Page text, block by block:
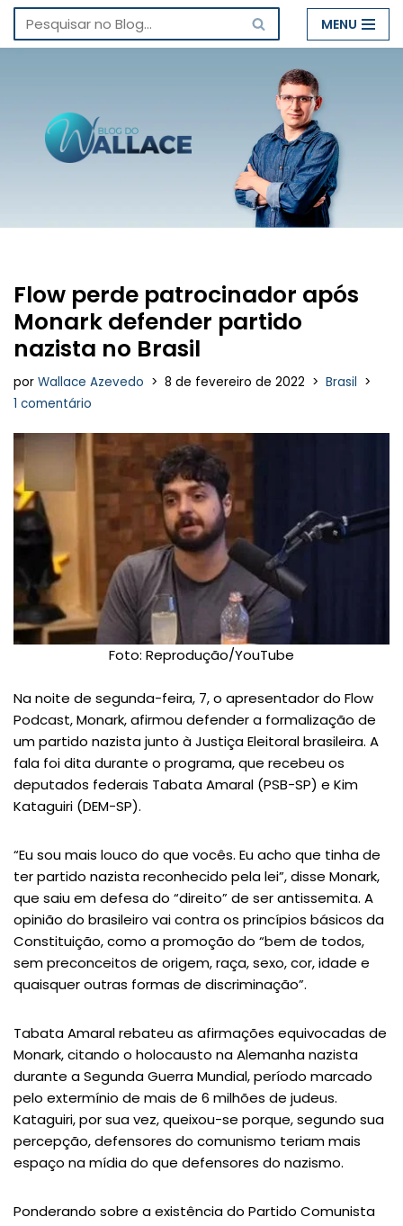
Pular
conteúdo
MENU
Flow perde patrocinador após
Monark defender partido
nazista no Brasil
por Wallace Azevedo 8 de fevereiro de 2022
Brasil
1 comentário
Foto: Reprodução/YouTube
Na noite de segunda-feira, 7, o apresentador do Flow
Podcast, Monark, afirmou defender a formalização de
um partido nazista junto à Justiça Eleitoral brasileira. A
fala foi dita durante o programa, que recebeu os
deputados federais Tabata Amaral (PSB-SP) e Kim
Kataguiri (DEM-SP).
“Eu sou mais louco do que vocês. Eu acho que tinha de
ter partido nazista reconhecido pela lei”, disse Monark,
que saiu em defesa do “direito” de ser antissemita. A
opinião do brasileiro vai contra os princípios básicos da
Constituição, como a promoção do “bem de todos,
sem preconceitos de origem, raça, sexo, cor, idade e
quaisquer outras formas de discriminação”.
Tabata Amaral rebateu as afirmações equivocadas de
Monark, citando o holocausto na Alemanha nazista
durante a Segunda Guerra Mundial, período marcado
pelo extermínio de mais de 6 milhões de judeus.
Kataguiri, por sua vez, queixou-se porque, segundo sua
percepção, defensores do comunismo teriam mais
espaço na mídia do que defensores do nazismo.
Ponderando sobre a existência do Partido Comunista